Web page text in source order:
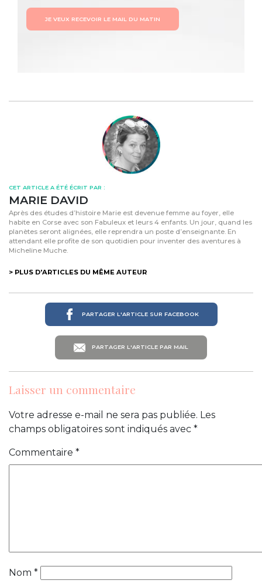
JE VEUX RECEVOIR LE MAIL DU MATIN
CET ARTICLE A ÉTÉ ÉCRIT PAR :
MARIE DAVID
Après des études d’histoire Marie est devenue femme au foyer, elle
habite en Corse avec son Fabuleux et leurs 4 enfants. Un jour, quand les
planètes seront alignées, elle reprendra un poste d’enseignante. En
attendant elle profite de son quotidien pour inventer des aventures à
Micheline Muche.
> PLUS D'ARTICLES DU MÊME AUTEUR
PARTAGER L'ARTICLE SUR FACEBOOK
PARTAGER L'ARTICLE PAR MAIL
Laisser un commentaire
Votre adresse e-mail ne sera pas publiée. Les
champs obligatoires sont indiqués avec *
Commentaire *
Nom *